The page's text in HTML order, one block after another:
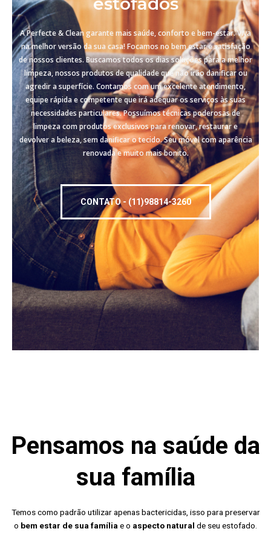
A Perfecte & Clean garante mais saúde, conforto e bem-estar. Viva
na melhor versão da sua casa! Focamos no bem estar e satisfação
de nossos clientes. Buscamos todos os dias soluções para a melhor
limpeza, nossos produtos de qualidade que não irão danificar ou
agredir a superfície. Contamos com um excelente atendimento,
equipe rápida e competente que irá adequar os serviços às suas
necessidades particulares. Possuímos técnicas poderosas de
limpeza com produtos exclusivos para renovar, restaurar e
devolver a beleza, sem danificar o tecido. Seu móvel com aparência
renovada e muito mais bonito.
CONTATO - (11)98814-3260
Pensamos na saúde da
sua família
Temos como padrão utilizar apenas bactericidas, isso para preservar
o bem estar de sua família e o aspecto natural de seu estofado.